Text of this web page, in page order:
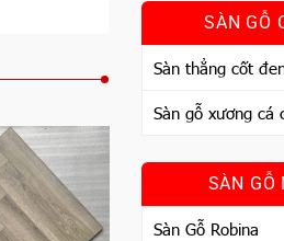
SÀN GỖ
Sàn thẳng cốt
Sàn gỗ xương cá
SÀN GỖ
Sàn Gỗ Robina